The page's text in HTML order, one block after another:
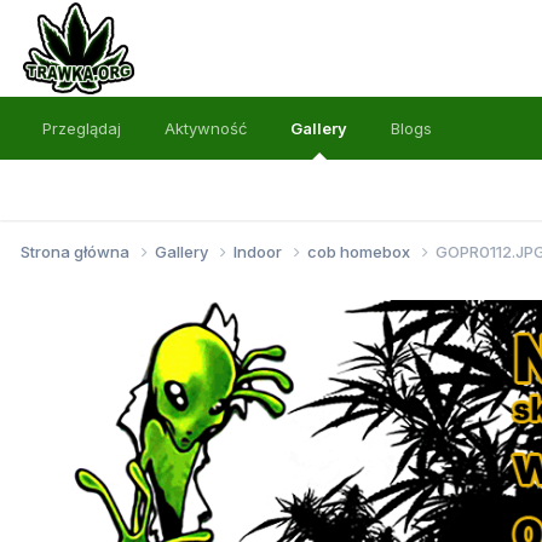
Przeglądaj Aktywność Gallery Blogs
Strona główna Gallery Indoor cob homebox